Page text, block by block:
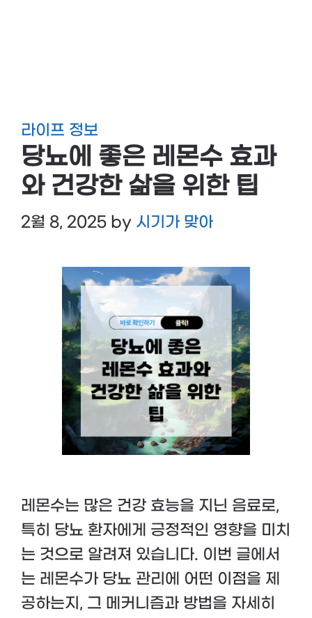
라이프 정보
당뇨에 좋은 레몬수 효과
와 건강한 삶을 위한 팁
2월 8, 2025 by 시기가 맞아
레몬수는 많은 건강 효능을 지닌 음료로,
특히 당뇨 환자에게 긍정적인 영향을 미치
는 것으로 알려져 있습니다. 이번 글에서
는 레몬수가 당뇨 관리에 어떤 이점을 제
공하는지, 그 메커니즘과 방법을 자세히